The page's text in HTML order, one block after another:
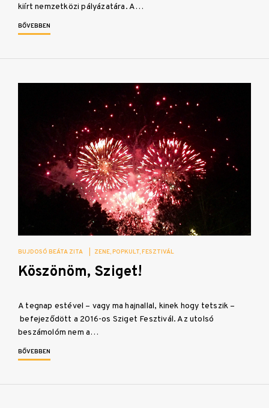
kiírt nemzetközi pályázatára. A…
BŐVEBBEN
BUJDOSÓ BEÁTA ZITA ZENE POPKULT FESZTIVÁL
Köszönöm, Sziget!
A tegnap estével – vagy ma hajnallal, kinek hogy tetszik –
befejeződött a 2016-os Sziget Fesztivál. Az utolsó
beszámolóm nem a…
BŐVEBBEN